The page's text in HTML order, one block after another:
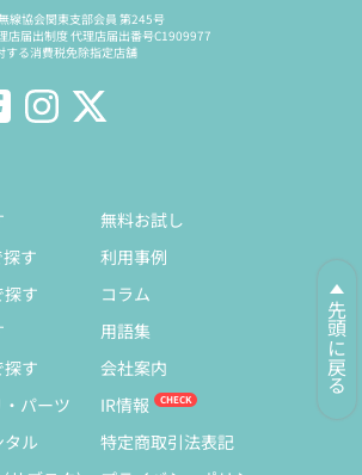
先頭に戻る
線協会関東支部会員 第245号
店届出制度 代理店届出番号C1909977
する消費税免除指定店舗
す
す
す
パーツ
ル
無料お試し
利用事例
コラム
用語集
会社案内
IR情報
特定商取引法表記